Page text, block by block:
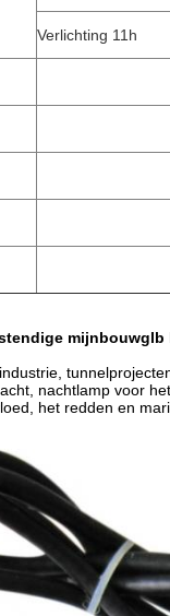
Verlichting 11h
mijnbouwglb
nachtlamp voor
het redden en